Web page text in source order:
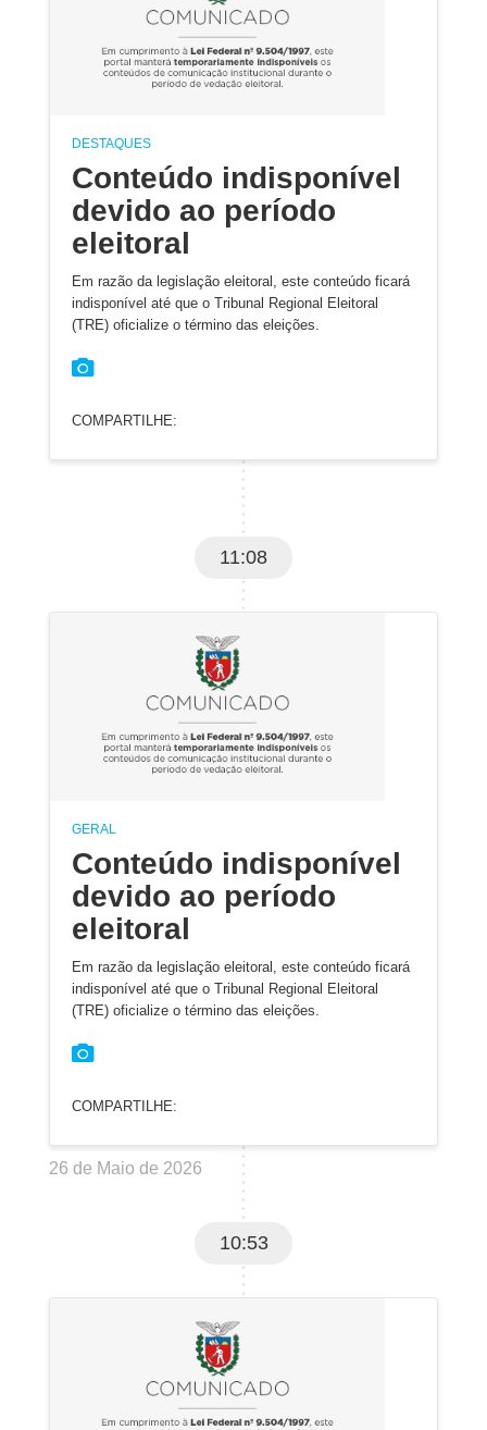
DESTAQUES
Conteúdo indisponível
devido ao período
eleitoral
Em razão da legislação eleitoral, este conteúdo ficará
indisponível até que o Tribunal Regional Eleitoral
(TRE) oficialize o término das eleições.
COMPARTILHE:
11:08
GERAL
Conteúdo indisponível
devido ao período
eleitoral
Em razão da legislação eleitoral, este conteúdo ficará
indisponível até que o Tribunal Regional Eleitoral
(TRE) oficialize o término das eleições.
COMPARTILHE:
26 de Maio de 2026
10:53